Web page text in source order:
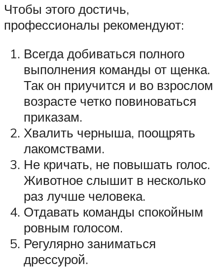
Чтобы этого достичь,
профессионалы рекомендуют:
Всегда добиваться полного
выполнения команды от щенка.
Так он приучится и во взрослом
возрасте четко повиноваться
приказам.
Хвалить черныша, поощрять
лакомствами.
Не кричать, не повышать голос.
Животное слышит в несколько
раз лучше человека.
Отдавать команды спокойным
ровным голосом.
Регулярно заниматься
дрессурой.